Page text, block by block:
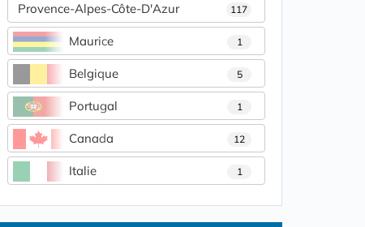
Provence-Alpes-Côte-D'Azur 117
Maurice 1
Belgique 5
Portugal 1
Canada 12
Italie 1